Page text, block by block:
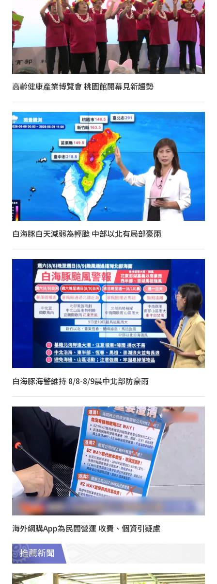
高齡健康產業博覽會 桃園館開幕見新趨勢
白海豚白天減弱為輕颱 中部以北有局部豪雨
白海豚海警維持 8/8-8/9晨中北部防豪雨
海外網購App為民間營運 收費、個資引疑慮
推薦新聞